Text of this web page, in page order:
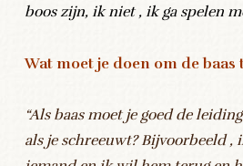
boos zijn, ik niet , ik ga spelen
Wat moet je doen om de baas
“Als baas moet je goed de
als je schreeuwt? Bijvoorbeeld ,